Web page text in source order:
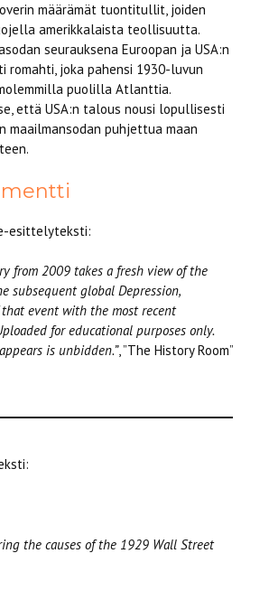
määrämät tuontitullit, joiden
amerikkalaista teollisuutta.
seurauksena Euroopan ja USA:n
romahti, joka pahensi 1930-luvun
puolilla Atlanttia.
että USA:n talous nousi lopullisesti
maailmansodan puhjettua maan
esittelyteksti:
from 2009 takes a fresh view of the
subsequent global Depression,
event with the most recent
for educational purposes only.
is unbidden.”, ”The History Room”
the causes of the 1929 Wall Street